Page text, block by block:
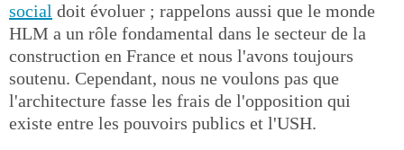
social doit évoluer ; rappelons aussi que le monde
HLM a un rôle fondamental dans le secteur de la
construction en France et nous l'avons toujours
soutenu. Cependant, nous ne voulons pas que
l'architecture fasse les frais de l'opposition qui
existe entre les pouvoirs publics et l'USH.